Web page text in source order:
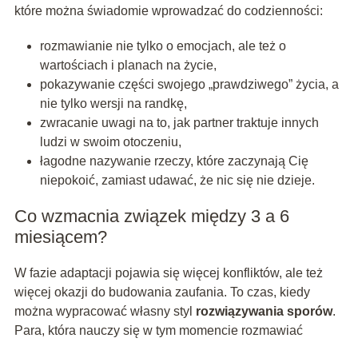
które można świadomie wprowadzać do codzienności:
rozmawianie nie tylko o emocjach, ale też o
wartościach i planach na życie,
pokazywanie części swojego „prawdziwego” życia, a
nie tylko wersji na randkę,
zwracanie uwagi na to, jak partner traktuje innych
ludzi w swoim otoczeniu,
łagodne nazywanie rzeczy, które zaczynają Cię
niepokoić, zamiast udawać, że nic się nie dzieje.
Co wzmacnia związek między 3 a 6
miesiącem?
W fazie adaptacji pojawia się więcej konfliktów, ale też
więcej okazji do budowania zaufania. To czas, kiedy
można wypracować własny styl rozwiązywania sporów.
Para, która nauczy się w tym momencie rozmawiać